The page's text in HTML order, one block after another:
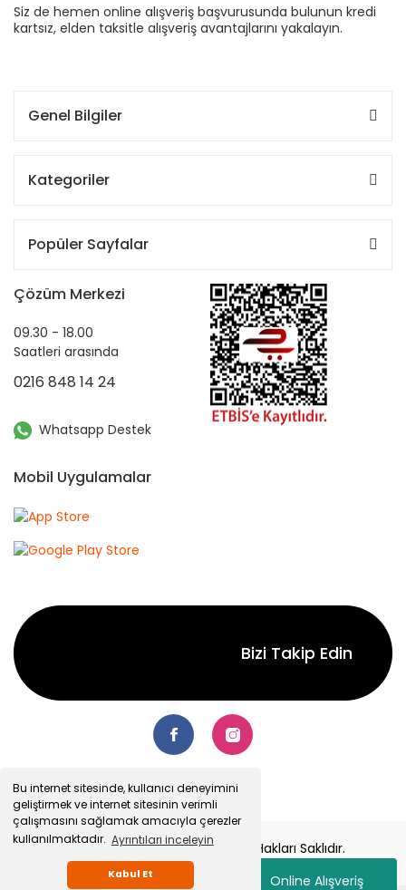
Bu internet sitesinde, kullanıcı deneyimini
geliştirmek ve internet sitesinin verimli
çalışmasını sağlamak amacıyla çerezler
kullanılmaktadır. Ayrıntıları inceleyin
Kabul Et Online Alışveriş
Siz de hemen online alışveriş başvurusunda bulunun kredi
kartsız, elden taksitle alışveriş avantajlarını yakalayın.
Genel Bilgiler
Kategoriler
Popüler Sayfalar
Çözüm Merkezi
09.30 - 18.00
Saatleri arasında
0216 848 14 24
Whatsapp Destek
Mobil Uygulamalar
Bizi Takip Edin
© 2022 Senetsepet.com. Tüm Hakları Saklıdır.